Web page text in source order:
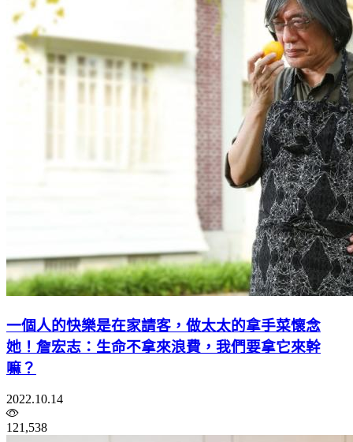
一個人的快樂是在家請客，做太太的拿手菜懷念
她！詹宏志：生命不拿來浪費，我們要拿它來幹
嘛？
2022.10.14
121,538